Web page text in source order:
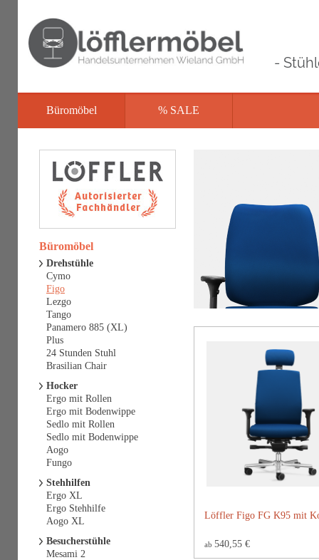
-
Büromöbel % SALE
Löffler Figo FG K95 mit
ab 540,55 €
Büromöbel
Drehstühle
Cymo
Figo
Lezgo
Tango
Panamero 885 (XL)
Plus
24 Stunden Stuhl
Brasilian Chair
Hocker
Ergo mit Rollen
Ergo mit Bodenwippe
Sedlo mit Rollen
Sedlo mit Bodenwippe
Aogo
Fungo
Stehhilfen
Ergo XL
Ergo Stehhilfe
Aogo XL
Besucherstühle
Mesami 2